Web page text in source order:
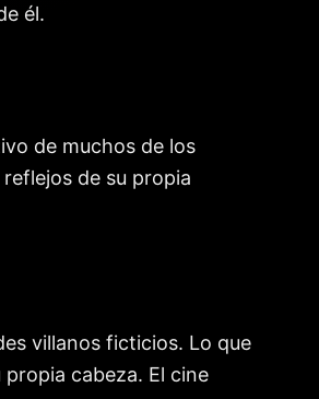
él.
de muchos de los
de su propia
villanos ficticios. Lo que
cabeza. El cine